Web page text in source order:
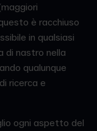
è racchiuso
in qualsiasi
di nastro nella
qualunque
ricerca e
ogni aspetto del